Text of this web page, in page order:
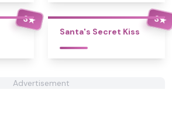
3★ 3★
Santa's Secret Kiss
Advertisement